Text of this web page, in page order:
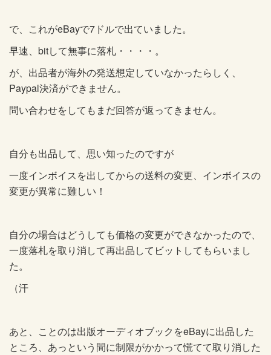
で、これがeBayで7ドルで出ていました。
早速、bitして無事に落札・・・・。
が、出品者が海外の発送想定していなかったらしく、
Paypal決済ができません。
問い合わせをしてもまだ回答が返ってきません。
自分も出品して、思い知ったのですが
一度インボイスを出してからの送料の変更、インボイスの
変更が異常に難しい！
自分の場合はどうしても価格の変更ができなかったので、
一度落札を取り消して再出品してビットしてもらいまし
た。
（汗
あと、ことのは出版オーディオブックをeBayに出品した
ところ、あっという間に制限がかかって慌てて取り消した